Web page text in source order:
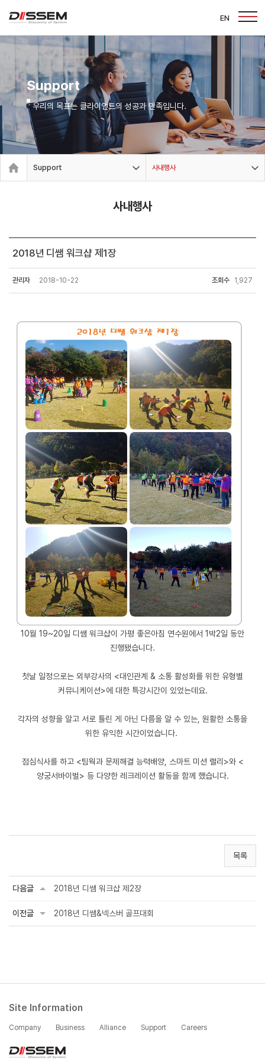
EN
Support
우리의 목표는 클라이언트의 성공과 만족입니다.
Support 사내행사
사내행사
2018년 디쌤 워크샵 제1장
관리자 2018-10-22 조회수 1,927
10월 19~20일 디쌤 워크샵이 가평 좋은아침 연수원에서 1박2일 동안
진행됐습니다.
첫날 일정으로는 외부강사의 <대인관계 & 소통 활성화를 위한 유형별
커뮤니케이션>에 대한 특강시간이 있었는데요.
각자의 성향을 알고 서로 틀린 게 아닌 다름을 알 수 있는, 원활한 소통을
위한 유익한 시간이었습니다.
점심식사를 하고 <팀웍과 문제해결 능력배양, 스마트 미션 랠리>와 <
양궁서바이벌> 등 다양한 레크레이션 활동을 함께 했습니다.
목록
다음글 2018년 디쌤 워크샵 제2장
이전글 2018년 디쌤&넥스버 골프대회
Site Information
Company Business Alliance Support Careers